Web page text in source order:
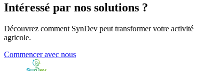
Intéressé par nos solutions ?
Découvrez comment SynDev peut transformer votre activité
agricole.
Commencer avec nous